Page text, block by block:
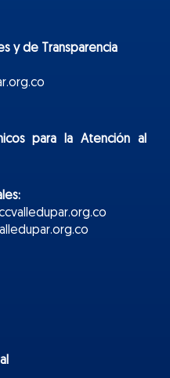
y de Transparencia
para la Atención al